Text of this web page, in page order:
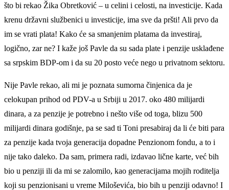
što bi rekao Žika Obretković – u celini i celosti, na investicije. Kada
krenu državni službenici u investicije, ima sve da pršti! Ali prvo da
im se vrati plata! Kako će sa smanjenim platama da investiraj,
logično, zar ne? I kaže još Pavle da su sada plate i penzije usklađene
sa srpskim BDP-om i da su 20 posto veće nego u privatnom sektoru.
Nije Pavle rekao, ali mi je poznata sumorna činjenica da je
celokupan prihod od PDV-a u Srbiji u 2017. oko 480 milijardi
dinara, a za penzije je potrebno i nešto više od toga, blizu 500
milijardi dinara godišnje, pa se sad ti Toni presabiraj da li će biti para
za penzije kada tvoja generacija dopadne Penzionom fondu, a to i
nije tako daleko. Da sam, primera radi, izdavao lične karte, već bih
bio u penziji ili da mi se zalomilo, kao generacijama mojih roditelja
koji su penzionisani u vreme Miloševića, bio bih u penziji odavno! I